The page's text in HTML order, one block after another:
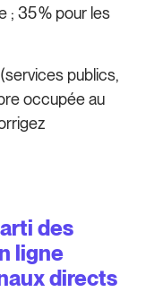
; 35 % pour les
publics,
occupée au
des
ligne
directs